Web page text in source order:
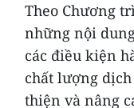
Theo Chương
những nội
các điều kiện
chất lượng dịch
thiện và nâng